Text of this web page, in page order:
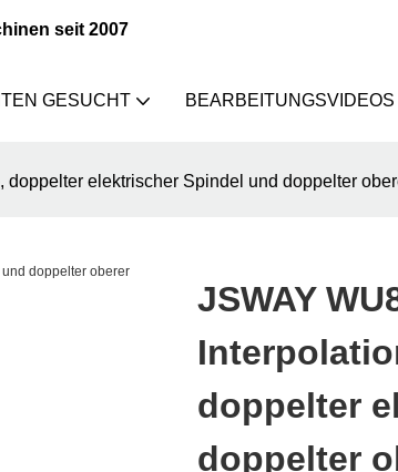
seit 2007
GESUCHT BEARBEITUNGSVIDEOS
elektrischer Spindel und doppelter
JSWAY
doppelter
doppelter